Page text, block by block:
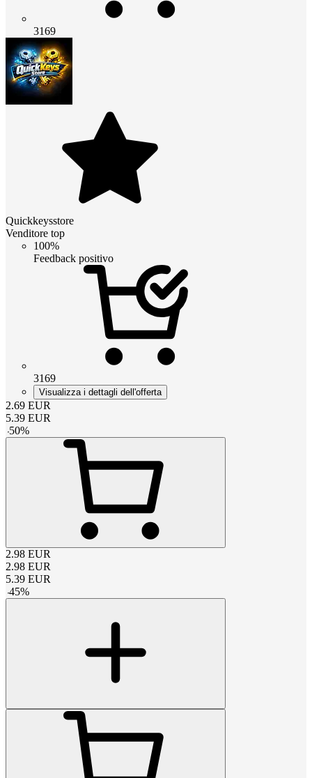
3169
Quickkeysstore
Venditore top
100%
Feedback positivo
3169
Visualizza i dettagli dell'offerta
2.69 EUR
5.39 EUR
-50%
2.98 EUR
2.98 EUR
5.39 EUR
-45%